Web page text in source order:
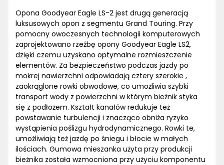
Opona Goodyear Eagle LS-2 jest drugą generacją
luksusowych opon z segmentu Grand Touring. Przy
pomocny owoczesnych technologii komputerowych
zaprojektowano rzeźbę opony Goodyear Eagle LS2,
dzięki czemu uzyskano optymalne rozmieszczenie
elementów. Za bezpieczeństwo podczas jazdy po
mokrej nawierzchni odpowiadają cztery szerokie ,
zaokrąglone rowki obwodowe, co umożliwia szybki
transport wody z powierzchni w którym bieżnik styka
się z podłożem. Kształt kanałów redukuje też
powstawanie turbulencji i znacząco obniża ryzyko
wystąpienia poślizgu hydrodynamicznego. Rowki te,
umożliwiają też jazdę po śniegu i błocie w małych
ilościach. Gumowa mieszanka użyta przy produkcji
bieżnika została wzmocniona przy użyciu komponentu